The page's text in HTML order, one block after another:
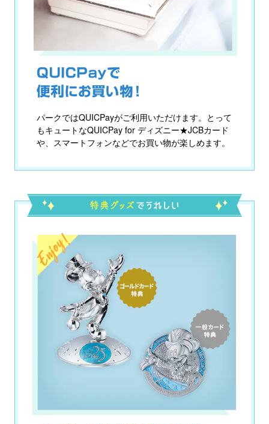
パークではQUICPayがご利用いただけます。とって
もキュートなQUICPay for ディズニー★JCBカード
や、スマートフォンなどでお買い物が楽しめます。